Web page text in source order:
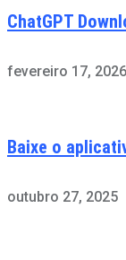
ChatGPT
fevereiro 17, 2026
Baixe o
outubro 27, 2025